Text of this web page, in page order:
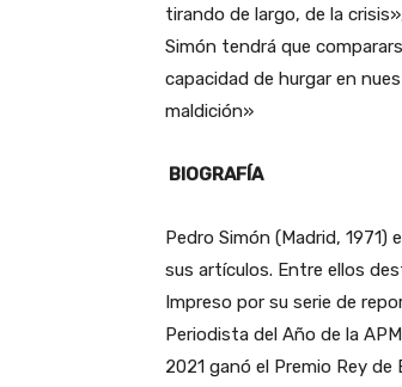
tirando de largo, de la
Simón tendrá que
capacidad de hurgar en
maldición»
BIOGRAFÍA
Pedro Simón (Madrid,
sus artículos. Entre ellos
Impreso por su serie de
Periodista del Año de la
2021 ganó el Premio Rey